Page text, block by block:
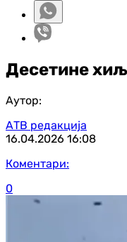
Десетине
Аутор:
АТВ редакција
16.04.2026 16:08
Коментари:
0